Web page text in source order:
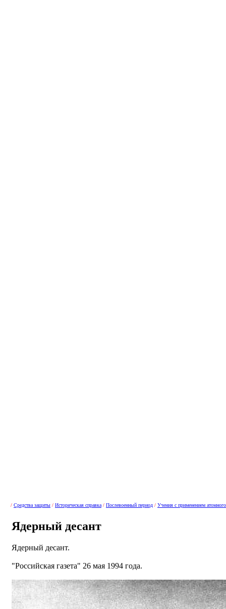
/ Средства защиты / Историческая справка / Послевоенный период / Учения с применением
Ядерный десант
Ядерный десант.
"Российская газета" 26 мая 1994 года.